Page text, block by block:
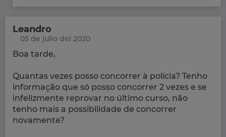
Leandro
05 de julio del 2020
Boa tarde,
Quantas vezes posso concorrer à polícia? Tenho
informação que só posso concorrer 2 vezes e se
infelizmente reprovar no último curso, não
tenho mais a possibilidade de concorrer
novamente?